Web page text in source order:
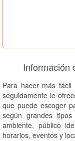
Información
Para hacer más
seguidamente le
que puede escoger
según grandes
ambiente, público
horarios, eventos y